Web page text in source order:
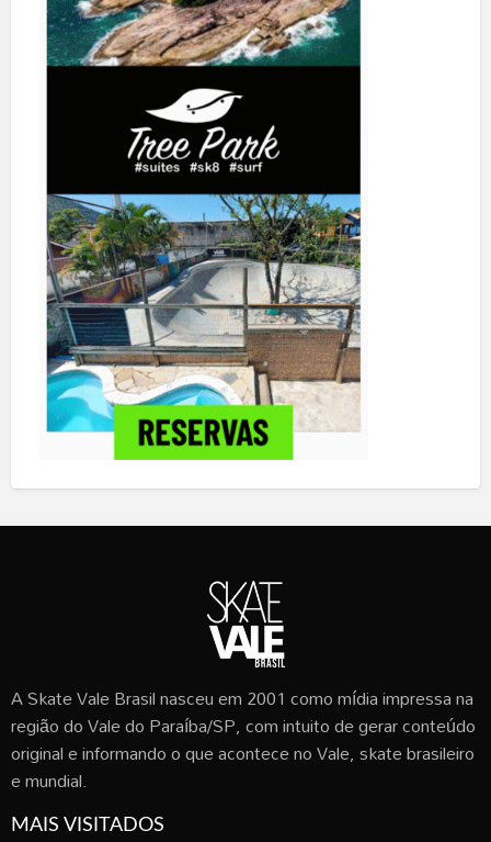
A Skate Vale Brasil nasceu em 2001 como mídia impressa na
região do Vale do Paraíba/SP, com intuito de gerar conteúdo
original e informando o que acontece no Vale, skate brasileiro
e mundial.
MAIS VISITADOS